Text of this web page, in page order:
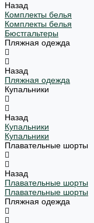
Назад
Комплекты белья
Комплекты белья
Бюстгальтеры
Пляжная одежда
Назад
Пляжная одежда
Купальники
Назад
Купальники
Купальники
Плавательные шорты
Назад
Плавательные шорты
Плавательные шорты
Пляжная одежда